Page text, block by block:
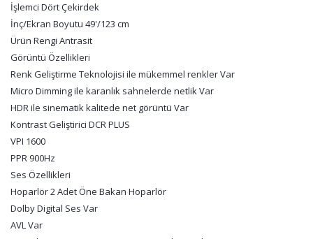
İşlemci Dört Çekirdek
İnç/Ekran Boyutu 49'/123 cm
Ürün Rengi Antrasit
Görüntü Özellikleri
Renk Geliştirme Teknolojisi ile mükemmel renkler Var
Micro Dimming ile karanlık sahnelerde netlik Var
HDR ile sinematik kalitede net görüntü Var
Kontrast Geliştirici DCR PLUS
VPI 1600
PPR 900Hz
Ses Özellikleri
Hoparlör 2 Adet Öne Bakan Hoparlör
Dolby Digital Ses Var
AVL Var